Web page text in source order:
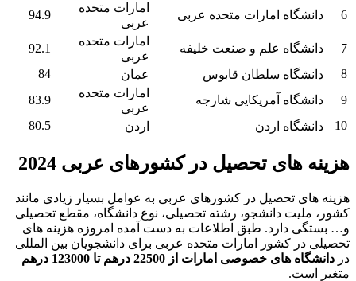
6
دانشگاه امارات متحده عربی
امارات متحده
عربی
94.9
7 دانشگاه علم و صنعت خلیفه
امارات متحده
عربی
92.1
8
دانشگاه سلطان قابوس عمان
84
9
دانشگاه آمریکایی شارجه
امارات متحده
عربی
83.9
10
دانشگاه اردن اردن 80.5
هزینه های تحصیل در کشورهای عربی 2024
هزینه های تحصیل در کشورهای عربی به عوامل بسیار زیادی مانند
کشور، ملیت دانشجو، رشته تحصیلی، نوع دانشگاه، مقطع تحصیلی
و… بستگی دارد. طبق اطلاعات به دست آمده امروزه هزینه های
تحصیلی در کشور امارات متحده عربی برای دانشجویان بین المللی
در دانشگاه های خصوصی امارات از 22500 درهم تا 123000 درهم
متغیر است.